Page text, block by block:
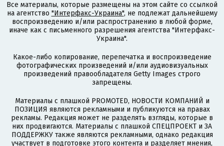
Все материалы, которые размещены на этом сайте со ссылкой
на агентство "Интерфакс-Украина", не подлежат дальнейшему
воспроизведению и/или распространению в любой форме,
иначе как с письменного разрешения агентства "Интерфакс-
Украина".
Какое-либо копирование, перепечатка и воспроизведение
фотографических произведений и/или аудиовизуальных
произведений правообладателя Getty Images строго
запрещены.
Материалы с плашкой PROMOTED, НОВОСТИ КОМПАНИЙ и
ПОЗИЦИЯ являются рекламными и публикуются на правах
рекламы. Редакция может не разделять взгляды, которые в
них продвигаются. Материалы с плашкой СПЕЦПРОЕКТ и ЗА
ПОДДЕРЖКУ также являются рекламными, однако редакция
участвует в подготовке этого контента и разделяет мнения,